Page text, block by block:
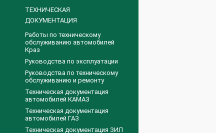
ТЕХНИЧЕСКАЯ
ДОКУМЕНТАЦИЯ
Работы по техническому
обслуживанию автомобилей
Краз
Руководства по эксплуатации
Руководства по техническому
обслуживанию и ремонту
Техническая документация
автомобилей КАМАЗ
Техническая документация
автомобилей ГАЗ
Техническая документация ЗИЛ